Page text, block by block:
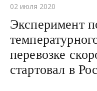
02 июля 2020
Эксперимент
перевозке
стартовал в